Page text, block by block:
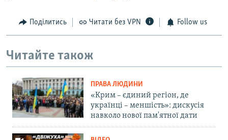
Поділитись Читати без VPN Follow us
Читайте також
ПРАВА ЛЮДИНИ
«Крим – єдиний регіон, де
українці – меншість»: дискусія
навколо нової пам'ятної дати